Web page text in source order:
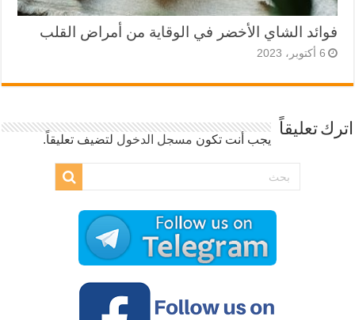
فوائد الشاي الأخضر في الوقاية من أمراض القلب
6 أكتوبر، 2023
اترك تعليقاً
يجب أنت تكون مسجل الدخول لتضيف تعليقاً.